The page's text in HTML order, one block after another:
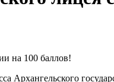
на 100 баллов!
Архангельского